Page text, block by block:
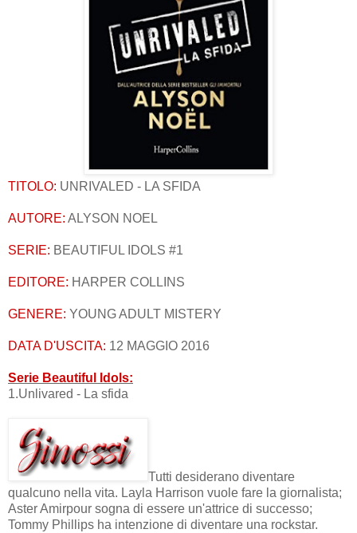
TITOLO: UNRIVALED - LA SFIDA
AUTORE: ALYSON NOEL
SERIE: BEAUTIFUL IDOLS #1
EDITORE: HARPER COLLINS
GENERE: YOUNG ADULT MISTERY
DATA D'USCITA: 12 MAGGIO 2016
Serie Beautiful Idols:
1.Unlivared - La sfida
Tutti desiderano diventare
qualcuno nella vita. Layla Harrison vuole fare la giornalista;
Aster Amirpour sogna di essere un'attrice di successo;
Tommy Phillips ha intenzione di diventare una rockstar.